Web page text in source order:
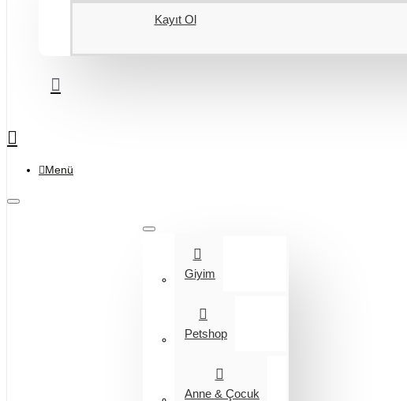
Kayıt Ol
Menü
Giyim
Petshop
Anne & Çocuk